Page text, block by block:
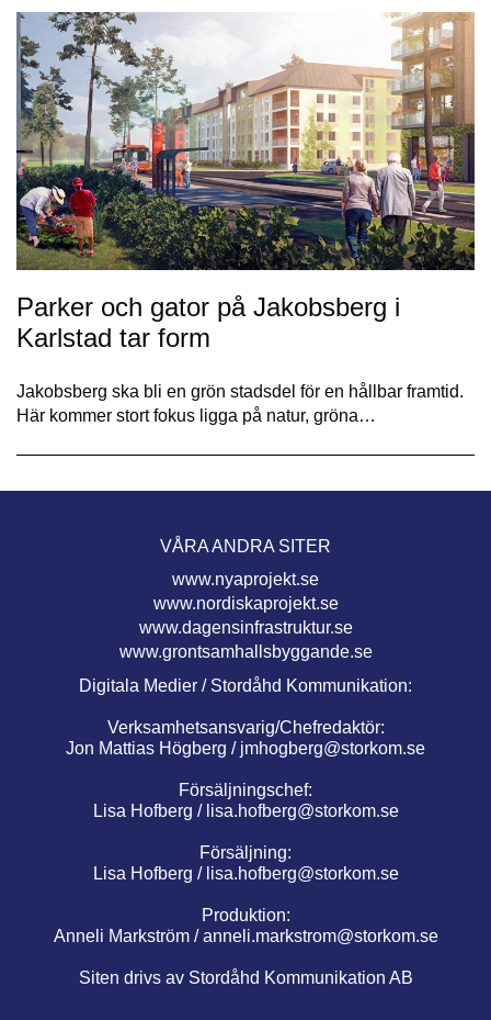
Parker och gator på Jakobsberg i
Karlstad tar form
Jakobsberg ska bli en grön stadsdel för en hållbar framtid.
Här kommer stort fokus ligga på natur, gröna…
VÅRA ANDRA SITER
www.nyaprojekt.se
www.nordiskaprojekt.se
www.dagensinfrastruktur.se
www.grontsamhallsbyggande.se
Digitala Medier / Stordåhd Kommunikation:
Verksamhetsansvarig/Chefredaktör:
Jon Mattias Högberg / jmhogberg@storkom.se
Försäljningschef:
Lisa Hofberg / lisa.hofberg@storkom.se
Försäljning:
Lisa Hofberg / lisa.hofberg@storkom.se
Produktion:
Anneli Markström /anneli.markstrom@storkom.se
Siten drivs av Stordåhd Kommunikation AB